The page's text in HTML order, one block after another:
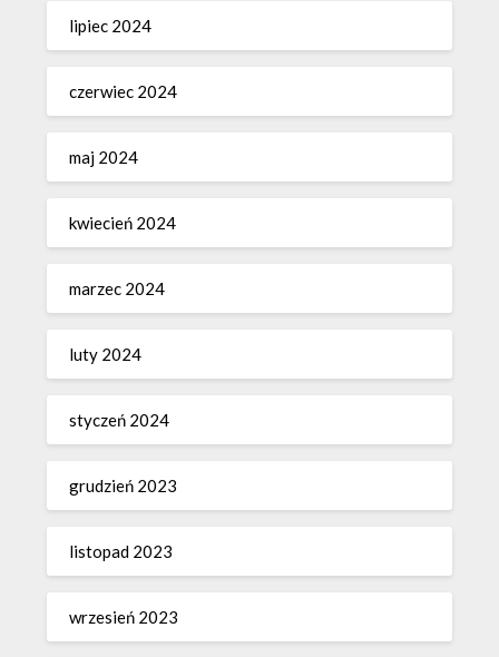
lipiec 2024
czerwiec 2024
maj 2024
kwiecień 2024
marzec 2024
luty 2024
styczeń 2024
grudzień 2023
listopad 2023
wrzesień 2023